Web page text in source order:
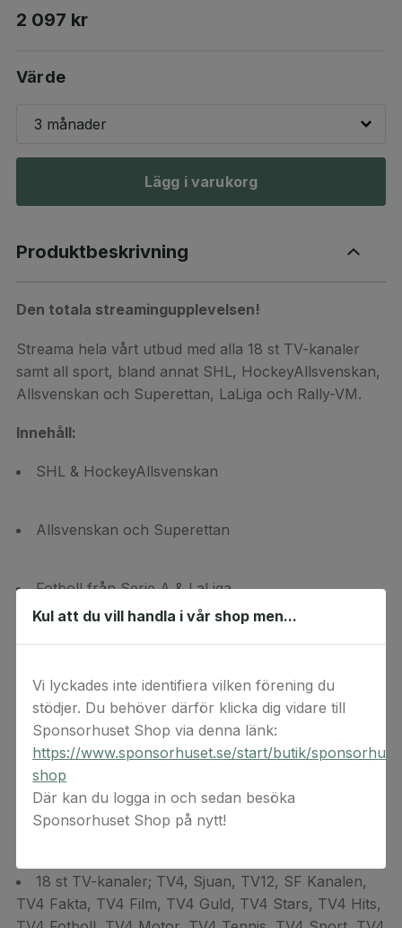
2 097 kr
Värde
3 månader
Lägg i varukorg
Produktbeskrivning
Den totala streamingupplevelsen!
Streama hela vårt utbud med alla 18 st TV-kanaler
samt all sport, bland annat SHL, HockeyAllsvenskan,
Allsvenskan och Superettan, LaLiga och Rally-VM.
Innehåll:
SHL & HockeyAllsvenskan
Allsvenskan och Superettan
Fotboll från Serie A & LaLiga
Tennis från ATP Tour
Hästhoppning från GCT
Rally från WCR & ERC
Allt vårt innehåll
18 st TV-kanaler; TV4, Sjuan, TV12, SF Kanalen,
TV4 Fakta, TV4 Film, TV4 Guld, TV4 Stars, TV4 Hits,
Kul att du vill handla i vår shop men...
Vi lyckades inte identifiera vilken förening du
stödjer. Du behöver därför klicka dig vidare till
Sponsorhuset Shop via denna länk:
https://www.sponsorhuset.se/start/butik/
shop
Där kan du logga in och sedan besöka
Sponsorhuset Shop på nytt!